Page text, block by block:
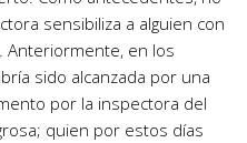
sensibiliza a alguien con
Anteriormente, en los
sido alcanzada por una
por la inspectora del
quien por estos días